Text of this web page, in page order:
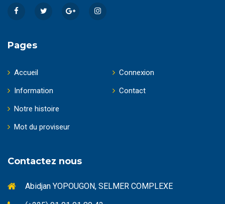
Pages
Accueil
Information
Notre histoire
Mot du proviseur
Connexion
Contact
Contactez nous
Abidjan YOPOUGON, SELMER COMPLEXE